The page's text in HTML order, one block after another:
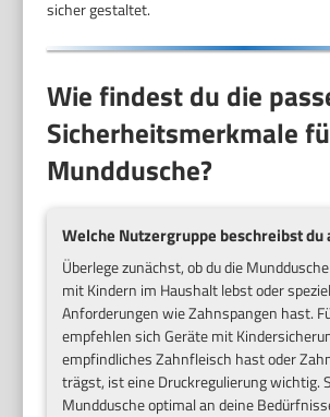
sicher gestaltet.
Wie findest du die
Sicherheitsmerkmale
Munddusche?
Welche Nutzergruppe beschreibst du
Überlege zunächst, ob du die
mit Kindern im Haushalt lebst oder
Anforderungen wie Zahnspangen hast.
empfehlen sich Geräte mit
empfindliches Zahnfleisch hast oder
trägst, ist eine Druckregulierung wichtig.
Munddusche optimal an deine